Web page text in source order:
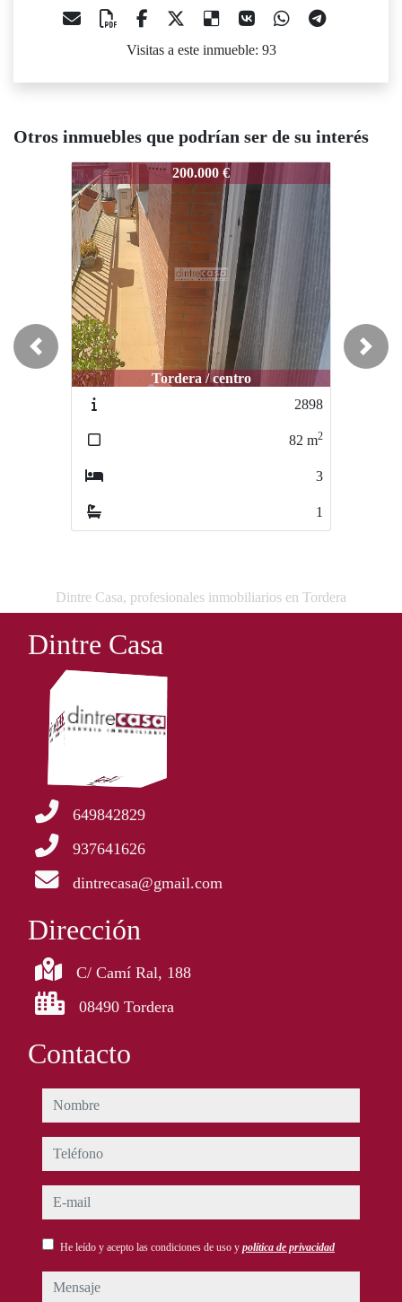
Visitas a este inmueble: 93
Otros inmuebles que podrían ser de su interés
200.000 €
Tordera / centro
2664 120.000 €
Tordera / centro
Previous Next
Dintre Casa, profesionales inmobiliarios en Tordera
Dintre Casa
649842829
937641626
dintrecasa@gmail.com
Dirección
C/ Camí Ral, 188
08490 Tordera
Contacto
nombre
teléfono
e-mail
He leído y acepto las condiciones de uso y política de privacidad
mensaje